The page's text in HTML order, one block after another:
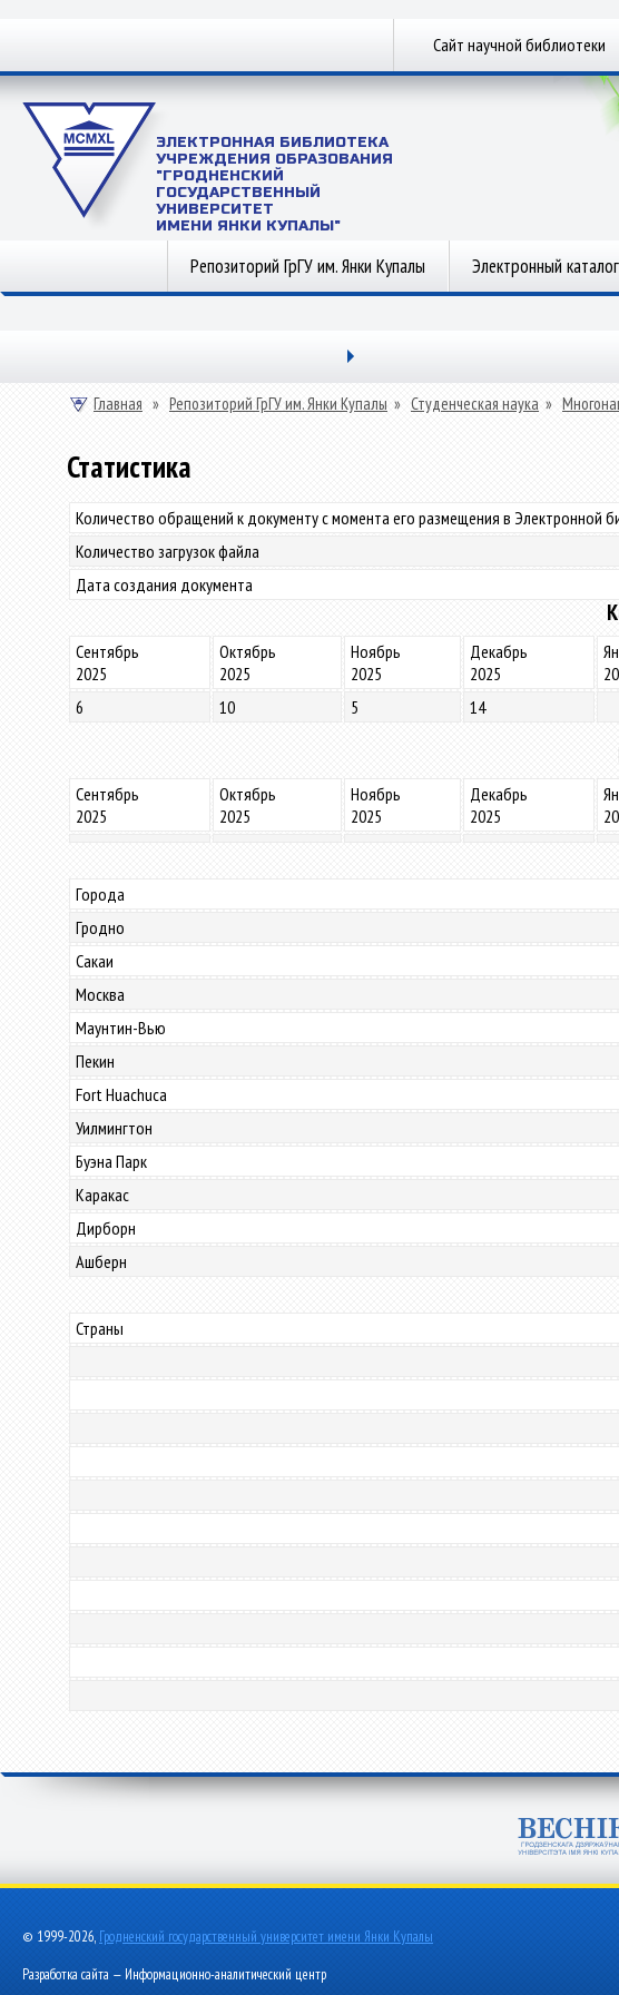
Сайт научной библиотеки
ЭЛЕКТРОННАЯ БИБЛИОТЕКА
УЧРЕЖДЕНИЯ ОБРАЗОВАНИЯ
"ГРОДНЕНСКИЙ
ГОСУДАРСТВЕННЫЙ
УНИВЕРСИТЕТ
ИМЕНИ ЯНКИ КУПАЛЫ"
Репозиторий ГрГУ им. Янки Купалы Электронный
Главная » Репозиторий ГрГУ им. Янки Купалы » Студенческая наука »
Статистика
Количество обращений к документу с момента его размещения в Электронной
Количество загрузок файла
Дата создания документа
Сентябрь
2025
Октябрь
2025
Ноябрь
2025
Декабрь
2025
6
10 5 14
Сентябрь
2025
Октябрь
2025
Ноябрь
2025
Декабрь
2025
Города
Гродно
Сакаи
Москва
Маунтин-Вью
Пекин
Fort Huachuca
Уилмингтон
Буэна Парк
Каракас
Дирборн
Ашберн
Страны
© 1999-2026, Гродненский государственный университет имени Янки Купалы
Разработка сайта — Информационно-аналитический центр